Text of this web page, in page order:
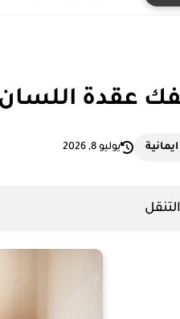
عقدة
يوليو 8, 2026